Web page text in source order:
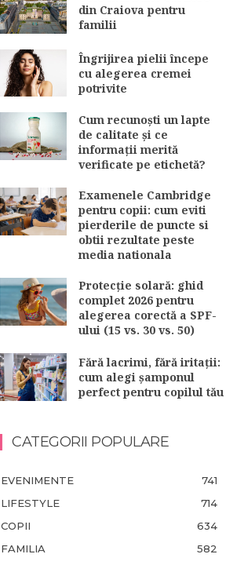
din Craiova pentru
familii
Îngrijirea pielii începe
cu alegerea cremei
potrivite
Cum recunoști un lapte
de calitate și ce
informații merită
verificate pe etichetă?
Examenele Cambridge
pentru copii: cum eviti
pierderile de puncte si
obtii rezultate peste
media nationala
Protecție solară: ghid
complet 2026 pentru
alegerea corectă a SPF-
ului (15 vs. 30 vs. 50)
Fără lacrimi, fără iritații:
cum alegi șamponul
perfect pentru copilul tău
CATEGORII POPULARE
EVENIMENTE
741
LIFESTYLE
714
COPII
634
FAMILIA
582